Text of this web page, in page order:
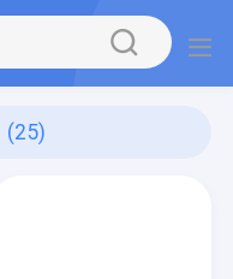
(25)